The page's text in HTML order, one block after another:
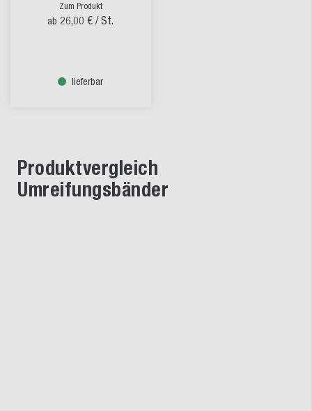
Zum Produkt
ab 26,00 € / St.
lieferbar
Produktvergleich
Umreifungsbänder